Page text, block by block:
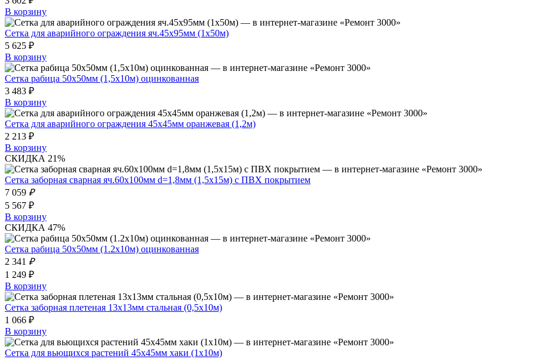
В корзину
Сетка для аварийного ограждения яч.45х95мм (1х50м)
5 625 ₽
В корзину
Сетка рабица 50х50мм (1,5х10м) оцинкованная
3 483 ₽
В корзину
Сетка для аварийного ограждения 45х45мм оранжевая (1,2м)
2 213 ₽
В корзину
СКИДКА 21%
Сетка заборная сварная яч.60х100мм d=1,8мм (1,5х15м) с ПВХ покрытием
7 059 ₽
5 567 ₽
В корзину
СКИДКА 47%
Сетка рабица 50x50мм (1.2x10м) оцинкованная
2 341 ₽
1 249 ₽
В корзину
Сетка заборная плетеная 13х13мм стальная (0,5x10м)
1 066 ₽
В корзину
Сетка для вьющихся растений 45x45мм хаки (1x10м)